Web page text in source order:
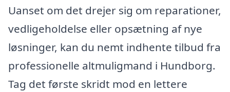
Uanset om det drejer sig om reparationer,
vedligeholdelse eller opsætning af nye
løsninger, kan du nemt indhente tilbud fra
professionelle altmuligmand i Hundborg.
Tag det første skridt mod en lettere